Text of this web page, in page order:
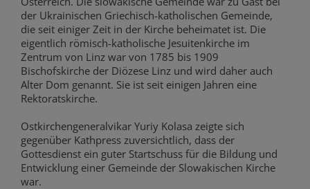
der Ukrainischen Griechisch-katholischen Gemeinde,
die seit einiger Zeit in der Kirche beheimatet ist. Die
eigentlich römisch-katholische Jesuitenkirche im
Zentrum von Linz war von 1785 bis 1909
Bischofskirche der Diözese Linz und wird daher auch
Alter Dom genannt. Sie ist seit einigen Jahren eine
Rektoratskirche.
Ostkirchengeneralvikar Yuriy Kolasa zeigte sich
gegenüber Kathpress zuversichtlich, dass der
Gottesdienst ein guter Startschuss für die Bildung und
Entwicklung einer Gemeinde der Slowakischen Kirche
war.